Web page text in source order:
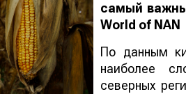
самый
World of NAN
По данным
наиболее
северных